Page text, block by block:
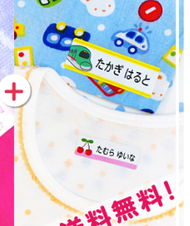
商品ガイド
会社概要
お問い合わせ
お客様へのお知
らせ